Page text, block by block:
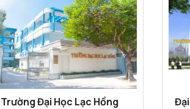
Trường Đại Học Lạc Hồng